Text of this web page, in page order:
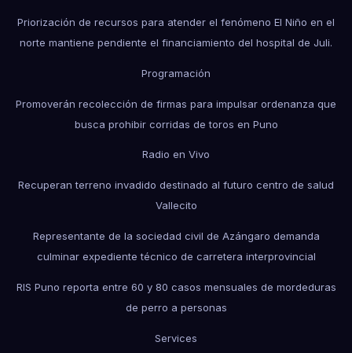
Priorización de recursos para atender el fenómeno El Niño en el
norte mantiene pendiente el financiamiento del hospital de Juli.
Programación
Promoverán recolección de firmas para impulsar ordenanza que
busca prohibir corridas de toros en Puno
Radio en Vivo
Recuperan terreno invadido destinado al futuro centro de salud
Vallecito
Representante de la sociedad civil de Azángaro demanda
culminar expediente técnico de carretera interprovincial
RIS Puno reporta entre 60 y 80 casos mensuales de mordeduras
de perro a personas
Services